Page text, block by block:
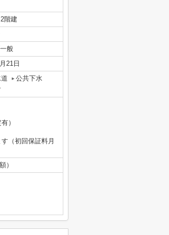
階建
般
21日
公共下水
）
（初回保証料月
）